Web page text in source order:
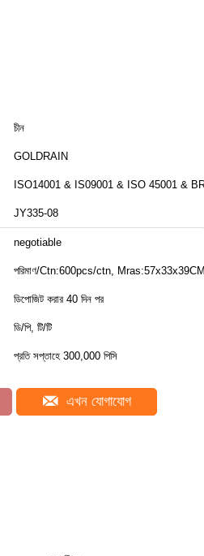
চীন
GOLDRAIN
ISO14001 & IS09001 & ISO 45001 &
JY335-08
negotiable
পরিমাণ/Ctn:600pcs/ctn, Mras:57x33x39CM
ডিপোজিট করার 40 দিন পর
ডি/পি, টি/টি
প্রতি সপ্তাহে 300,000 পিসি
এখন যোগাযোগ